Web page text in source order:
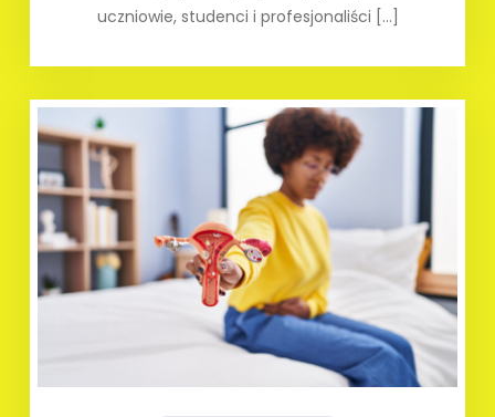
uczniowie, studenci i profesjonaliści […]